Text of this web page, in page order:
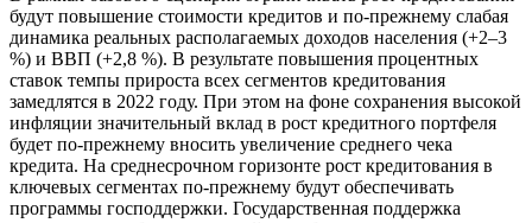
будут повышение стоимости кредитов и по-прежнему слабая
динамика реальных располагаемых доходов населения (+2–3
%) и ВВП (+2,8 %). В результате повышения процентных
ставок темпы прироста всех сегментов кредитования
замедлятся в 2022 году. При этом на фоне сохранения высокой
инфляции значительный вклад в рост кредитного портфеля
будет по-прежнему вносить увеличение среднего чека
кредита. На среднесрочном горизонте рост кредитования в
ключевых сегментах по-прежнему будут обеспечивать
программы господдержки. Государственная поддержка